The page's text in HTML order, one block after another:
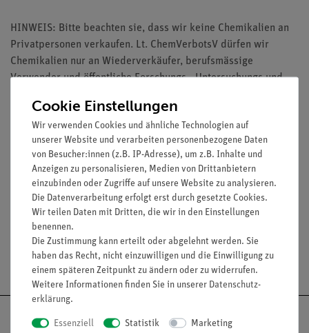
HINWEIS: Bitte beachten sie, dass wir keine Chemikalien an
Privatpersonen verkaufen. Lt. ChemVerbotsV dürfen wir
Chemikalien nur an Wiederverkäufer, berufsmässige
Verwender und öffentliche Forschungs-, Untersuchungs und
Media / Downloads
Versandkostenfrei ab 300,- €
Cookie Einstellungen
Wir verwenden Cookies und ähnliche Technologien auf
unserer Website und verarbeiten personenbezogene Daten
von Besucher:innen (z.B. IP-Adresse), um z.B. Inhalte und
Anzeigen zu personalisieren, Medien von Drittanbietern
einzubinden oder Zugriffe auf unsere Website zu analysieren.
Die Datenverarbeitung erfolgt erst durch gesetzte Cookies.
Wir teilen Daten mit Dritten, die wir in den Einstellungen
benennen.
Die Zustimmung kann erteilt oder abgelehnt werden. Sie
haben das Recht, nicht einzuwilligen und die Einwilligung zu
einem späteren Zeitpunkt zu ändern oder zu widerrufen.
Weitere Informationen finden Sie in unserer Daten­schutz­
erklärung.
Essenziell Statistik Marketing